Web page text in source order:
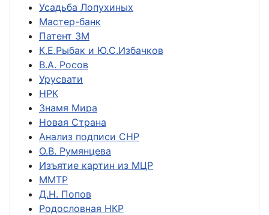
Усадьба Лопухиных
Мастер-банк
Патент ЗМ
К.Е.Рыбак и Ю.С.Избачков
В.А. Росов
Урусвати
НРК
Знамя Мира
Новая Страна
Анализ подписи СНР
О.В. Румянцева
Изъятие картин из МЦР
ММТР
Д.Н. Попов
Родословная НКР